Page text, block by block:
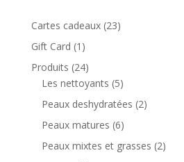
Cartes cadeaux 2323
Gift Card 1 1
produit
Produits 2424
produits
Les nettoyants 55
produits
Peaux deshydratées 22
Peaux matures 66
produits
Peaux mixtes et grasses 22